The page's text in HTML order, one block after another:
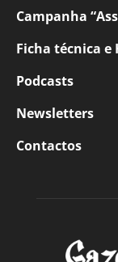
Campanha
Ficha técnica e
Podcasts
Newsletters
Contactos